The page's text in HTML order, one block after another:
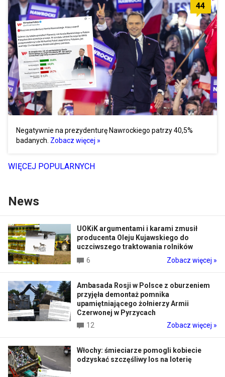
44
Negatywnie na prezydenturę Nawrockiego patrzy 40,5%
badanych. Zobacz więcej »
WIĘCEJ POPULARNYCH
News
UOKiK argumentami i karami zmusił
producenta Oleju Kujawskiego do
uczciwszego traktowania rolników
6
Zobacz więcej »
Ambasada Rosji w Polsce z oburzeniem
przyjęła demontaż pomnika
upamiętniającego żołnierzy Armii
Czerwonej w Pyrzycach
12
Zobacz więcej »
Włochy: śmieciarze pomogli kobiecie
odzyskać szczęśliwy los na loterię